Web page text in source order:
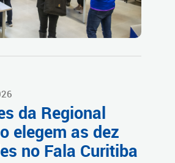
da Regional
elegem as dez
no Fala Curitiba